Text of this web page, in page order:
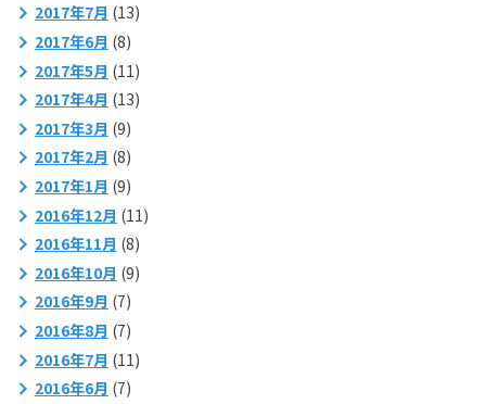
2017年7月 (13)
2017年6月 (8)
2017年5月 (11)
2017年4月 (13)
2017年3月 (9)
2017年2月 (8)
2017年1月 (9)
2016年12月 (11)
2016年11月 (8)
2016年10月 (9)
2016年9月 (7)
2016年8月 (7)
2016年7月 (11)
2016年6月 (7)